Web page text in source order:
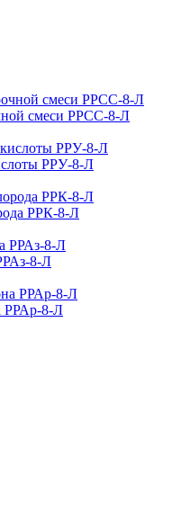
смеси РРСС-8-Л
РРУ-8-Л
РРК-8-Л
8-Л
РРАр-8-Л